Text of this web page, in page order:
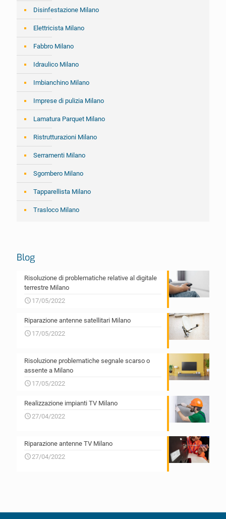
Disinfestazione Milano
Elettricista Milano
Fabbro Milano
Idraulico Milano
Imbianchino Milano
Imprese di pulizia Milano
Lamatura Parquet Milano
Ristrutturazioni Milano
Serramenti Milano
Sgombero Milano
Tapparellista Milano
Trasloco Milano
Blog
Risoluzione di problematiche relative al digitale
terrestre Milano
17/05/2022
Riparazione antenne satellitari Milano
17/05/2022
Risoluzione problematiche segnale scarso o
assente a Milano
17/05/2022
Realizzazione impianti TV Milano
27/04/2022
Riparazione antenne TV Milano
27/04/2022